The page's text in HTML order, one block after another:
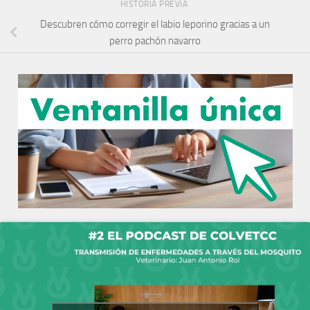
HISTORIA PREVIA
Descubren cómo corregir el labio leporino gracias a un
perro pachón navarro